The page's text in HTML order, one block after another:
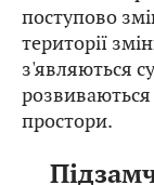
поступово
території
з'являються
розвиваються
простори.